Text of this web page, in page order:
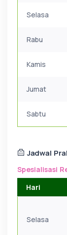
Selasa
Rabu
Kamis
Jumat
Sabtu
Jadwal
Spesialisasi
Hari
Selasa